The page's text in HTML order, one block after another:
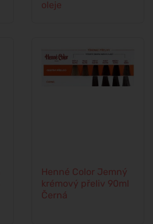
oleje
Henné Color Jemný
krémový přeliv 90ml
Černá